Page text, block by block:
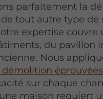
parfaitement la
tout autre type de
expertise couvre
du pavillon
Nous
éprouvées
sur chaque
maison requiert